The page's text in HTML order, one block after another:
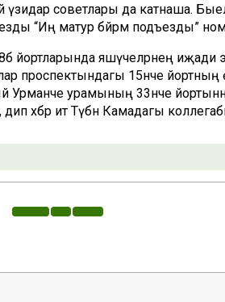
советлары да катнаша.
“Иң матур бәйрәм подъезды”
йортларында яшәүчеләрнең
проспектындагы 15нче йортның
урамының 33нче
хәбәр итә Түбән Камадагы